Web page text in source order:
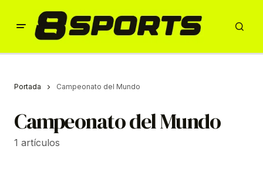
Portada Campeonato del Mundo
Campeonato del Mundo
1 artículos